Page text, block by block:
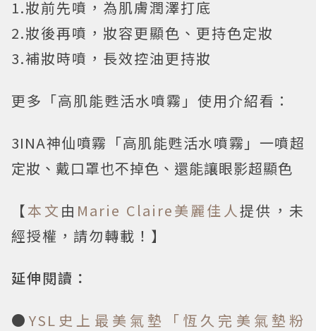
1.妝前先噴，為肌膚潤澤打底
2.妝後再噴，妝容更顯色、更持色定妝
3.補妝時噴，長效控油更持妝
更多「高肌能甦活水噴霧」使用介紹看：
3INA神仙噴霧「高肌能甦活水噴霧」一噴超
定妝、戴口罩也不掉色、還能讓眼影超顯色
【本文 由 Marie Claire美麗佳人提供，未
經授權，請勿轉載！】
延伸閱讀：
●YSL史上最美氣墊「恆久完美氣墊粉